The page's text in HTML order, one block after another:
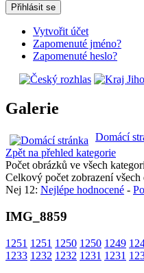
Přihlásit se
Vytvořit účet
Zapomenuté jméno?
Zapomenuté heslo?
Galerie
Domácí
Zpět na přehled kategorie
Počet obrázků ve všech
Celkový počet zobrazení
Nej 12: Nejlépe hodnocené -
IMG_8859
1251 1251 1250 1250 1249
1233 1232 1232 1231 1231